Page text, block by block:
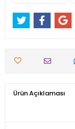
Ürün Açıklaması